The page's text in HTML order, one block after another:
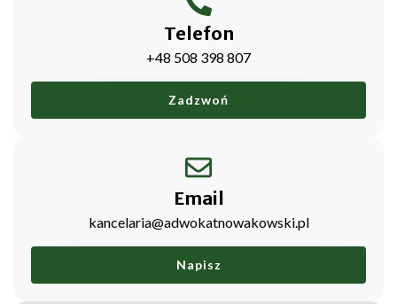
Telefon
+48 508 398 807
Zadzwoń
Email
kancelaria@adwokatnowakowski.pl
Napisz